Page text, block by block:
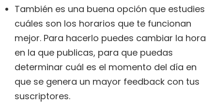
También es una buena opción que estudies
cuáles son los horarios que te funcionan
mejor. Para hacerlo puedes cambiar la hora
en la que publicas, para que puedas
determinar cuál es el momento del día en
que se genera un mayor feedback con tus
suscriptores.